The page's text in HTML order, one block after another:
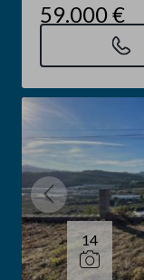
59.000 €
14